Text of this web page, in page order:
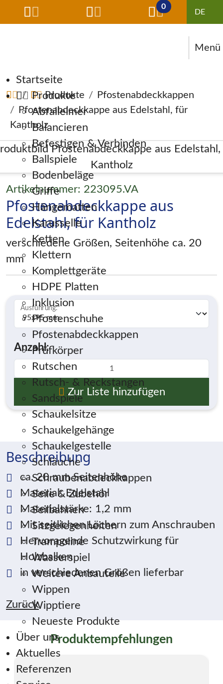
0
Menü
Navigation überspringen
Startseite
Produkte
Abfalleimer
Balancieren
Befestigen & Verbinden
Ballspiele
Bodenbeläge
Griffe
Hängematten
Karusselle
Ketten
Klettern
Komplettgeräte
HDPE Platten
Inklusion
Pfostenschuhe
Pfostenabdeckkappen
Prüfkörper
Rutschen
Rutsch- & Reckstangen
Sandspiele
Schaukelsitze
Schaukelgehänge
Schaukelgestelle
Schläuche
Schraubenabdeckkappen
Seile & Zubehör
Seilbahnen
Sitzgelegenheiten
Trampoline
Wasserspiel
Weitere Anbauteile
Wippen
Wipptiere
Neueste Produkte
Über uns
Aktuelles
Referenzen
Produkte
Pfostenabdeckkappen
Pfostenabdeckkappe aus Edelstahl, für
Kantholz
Artikelnummer: 223095.VA
Pfostenabdeckkappe aus
Edelstahl, für Kantholz
verschiedene Größen, Seitenhöhe ca. 20
mm
Ausführung:*
Anzahl:
Zur Liste hinzufügen
Beschreibung
ca. 20 mm Seitenhöhe
Material: Edelstahl
Materialstärke: 1,2 mm
Mit seitlichen Löchern zum Anschrauben
Hervoragende Schutzwirkung für
Holzbalken
in verschiedenen Größen lieferbar
Zurück
Produktempfehlungen